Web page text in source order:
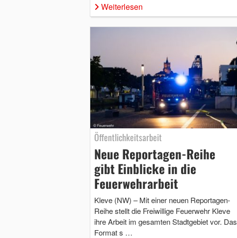
Weiterlesen
Öffentlichkeitsarbeit
Neue Reportagen-Reihe
gibt Einblicke in die
Feuerwehrarbeit
Kleve (NW) – Mit einer neuen Reportagen-
Reihe stellt die Freiwillige Feuerwehr Kleve
ihre Arbeit im gesamten Stadtgebiet vor. Das
Format s …